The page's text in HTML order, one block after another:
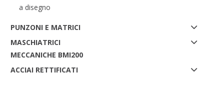
a disegno
PUNZONI E MATRICI
MASCHIATRICI
MECCANICHE BMI200
ACCIAI RETTIFICATI